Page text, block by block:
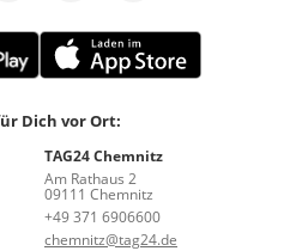
Dich vor Ort:
TAG24 Chemnitz
Am Rathaus 2
09111 Chemnitz
+49 371 6906600
chemnitz@tag24.de